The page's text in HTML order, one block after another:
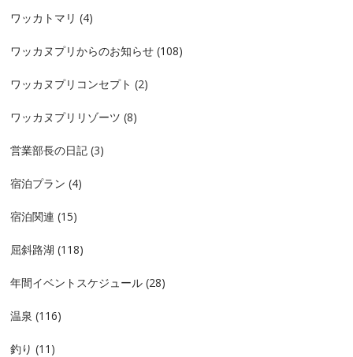
ワッカトマリ (4)
ワッカヌプリからのお知らせ (108)
ワッカヌプリコンセプト (2)
ワッカヌプリリゾーツ (8)
営業部長の日記 (3)
宿泊プラン (4)
宿泊関連 (15)
屈斜路湖 (118)
年間イベントスケジュール (28)
温泉 (116)
釣り (11)